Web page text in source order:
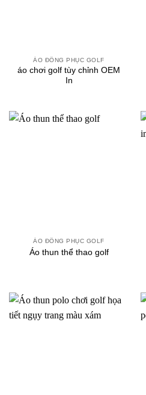
ÁO ĐỒNG PHỤC GOLF
áo chơi golf tùy chỉnh OEM
In
ÁO ĐỒNG PHỤC GOLF
Áo thun thể thao golf